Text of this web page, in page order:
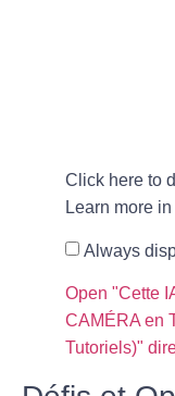
Click here to
Learn more in
Always
Open "Cette
CAMÉRA en
Tutoriels)"